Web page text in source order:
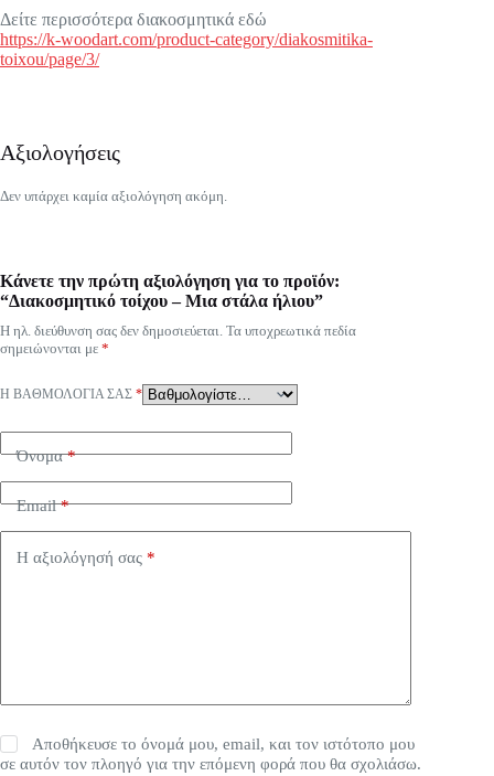
Δείτε περισσότερα διακοσμητικά εδώ
https://k-woodart.com/product-category/diakosmitika-
toixou/page/3/
Αξιολογήσεις
Δεν υπάρχει καμία αξιολόγηση ακόμη.
Κάνετε την πρώτη αξιολόγηση για το προϊόν:
“Διακοσμητικό τοίχου – Μια στάλα ήλιου”
Η ηλ. διεύθυνση σας δεν δημοσιεύεται. Τα υποχρεωτικά πεδία
σημειώνονται με *
Η ΒΑΘΜΟΛΟΓΊΑ ΣΑΣ *
Όνομα*
Email*
Η αξιολόγησή σας *
Αποθήκευσε το όνομά μου, email, και τον ιστότοπο μου
σε αυτόν τον πλοηγό για την επόμενη φορά που θα σχολιάσω.